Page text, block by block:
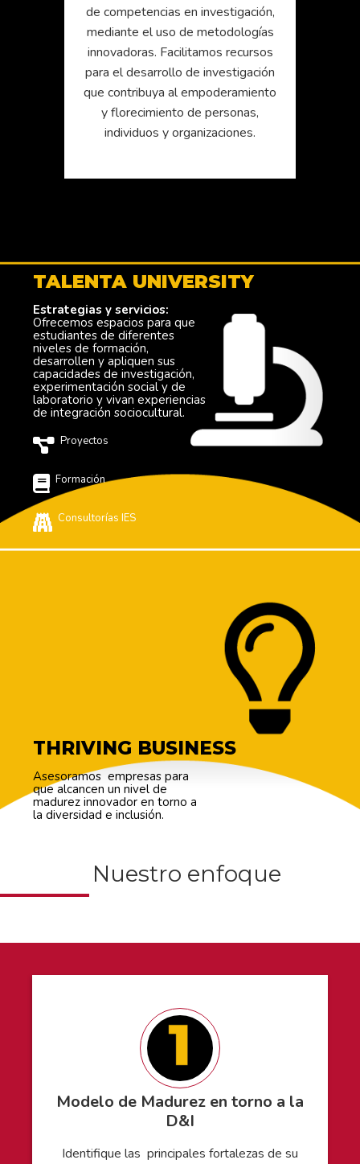
de competencias en investigación,
mediante el uso de metodologías
innovadoras. Facilitamos recursos
para el desarrollo de investigación
que contribuya al empoderamiento
y florecimiento de personas,
individuos y organizaciones.
TALENTA UNIVERSITY
Estrategias y servicios:
Ofrecemos espacios para que
estudiantes de diferentes
niveles de formación,
desarrollen y apliquen sus
capacidades de investigación,
experimentación social y de
laboratorio y vivan experiencias
de integración sociocultural.
Proyectos
Formación
Consultorías IES
THRIVING BUSINESS
Asesoramos empresas para
que alcancen un nivel de
madurez innovador en torno a
la diversidad e inclusión.
Nuestro enfoque
Modelo de Madurez en torno a la
D&I
Identifique las principales fortalezas de su